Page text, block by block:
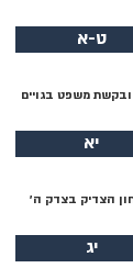
ט-א
ובקשת משפט בגויים
יא
הצדיק בצדק ה׳
יג